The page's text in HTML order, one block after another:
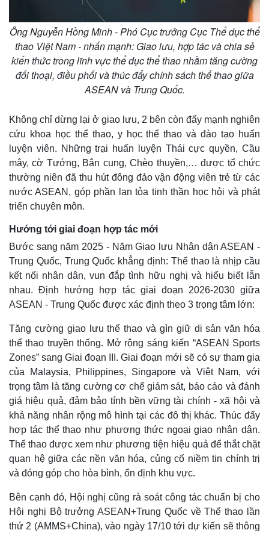
Pháp luật
Vụ án
Tư vấn luật
Quân sự - Quốc phòng
Vũ khí
Phân tích
Ông Nguyễn Hồng Minh - Phó Cục trưởng Cục Thể dục thể
thao Việt Nam - nhấn mạnh: Giao lưu, hợp tác và chia sẻ
kiến thức trong lĩnh vực thể dục thể thao nhằm tăng cường
đối thoại, điều phối và thúc đẩy chính sách thể thao giữa
ASEAN và Trung Quốc.
Không chỉ dừng lại ở giao lưu, 2 bên còn đẩy mạnh nghiên
cứu khoa học thể thao, y học thể thao và đào tạo huấn
luyện viên. Những trại huấn luyện Thái cực quyền, Cầu
mây, cờ Tướng, Bắn cung, Chèo thuyền,… được tổ chức
thường niên đã thu hút đông đảo vận động viên trẻ từ các
nước ASEAN, góp phần lan tỏa tinh thần học hỏi và phát
triển chuyên môn.
Hướng tới giai đoạn hợp tác mới
Bước sang năm 2025 - Năm Giao lưu Nhân dân ASEAN -
Trung Quốc, Trung Quốc khẳng định: Thể thao là nhịp cầu
kết nối nhân dân, vun đắp tình hữu nghị và hiểu biết lẫn
nhau. Định hướng hợp tác giai đoạn 2026-2030 giữa
ASEAN - Trung Quốc được xác định theo 3 trọng tâm lớn:
Tăng cường giao lưu thể thao và gìn giữ di sản văn hóa
thể thao truyền thống. Mở rộng sáng kiến “ASEAN Sports
Zones” sang Giai đoạn III. Giai đoạn mới sẽ có sự tham gia
của Malaysia, Philippines, Singapore và Việt Nam, với
trọng tâm là tăng cường cơ chế giám sát, báo cáo và đánh
giá hiệu quả, đảm bảo tính bền vững tài chính - xã hội và
khả năng nhân rộng mô hình tại các đô thị khác. Thúc đẩy
hợp tác thể thao như phương thức ngoại giao nhân dân.
Thể thao được xem như phương tiện hiệu quả để thắt chặt
quan hệ giữa các nền văn hóa, củng cố niềm tin chính trị
và đóng góp cho hòa bình, ổn định khu vực.
Bên cạnh đó, Hội nghị cũng rà soát công tác chuẩn bị cho
Hội nghị Bộ trưởng ASEAN+Trung Quốc về Thể thao lần
thứ 2 (AMMS+China), vào ngày 17/10 tới dự kiến sẽ thông